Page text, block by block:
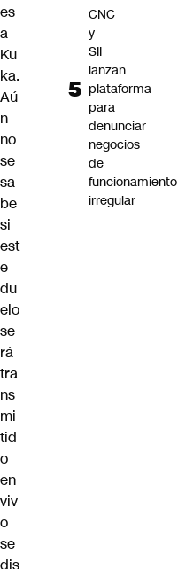
es
a
Ku
ka.
Aú
n
no
se
sa
be
si
est
e
du
elo
se
rá
tra
ns
mi
tid
o
en
viv
o
se
dis
CNC
y
SII
lanzan
plataforma
para
denunciar
negocios
de
funcionamiento
irregular